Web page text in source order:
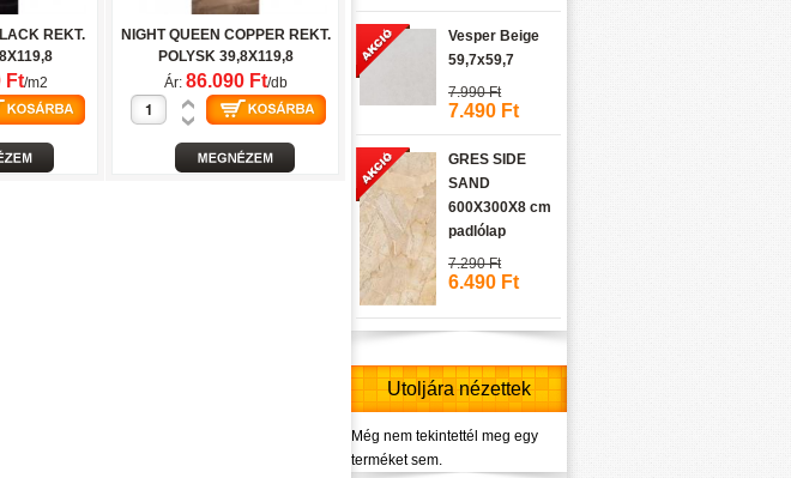
REKT.
Ft/m2
NIGHT QUEEN COPPER REKT.
POLYSK 39,8X119,8
Ár: 86.090 Ft/db
Vesper Beige
59,7x59,7
7.990 Ft
7.490 Ft
GRES SIDE
SAND
600X300X8 cm
padlólap
7.290 Ft
6.490 Ft
Utoljára nézettek
Még nem tekintettél meg egy
terméket sem.